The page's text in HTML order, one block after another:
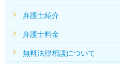
弁護士紹介
弁護士料金
無料法律相談について